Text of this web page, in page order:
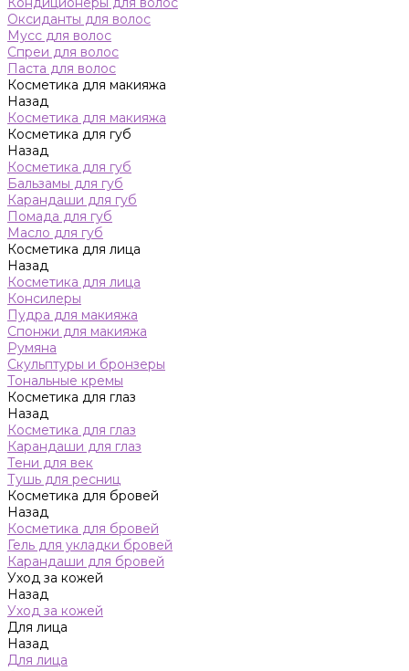
Оксиданты для волос
Мусс для волос
Спреи для волос
Паста для волос
Косметика для макияжа
Назад
Косметика для макияжа
Косметика для губ
Назад
Косметика для губ
Бальзамы для губ
Карандаши для губ
Помада для губ
Масло для губ
Косметика для лица
Назад
Косметика для лица
Консилеры
Пудра для макияжа
Спонжи для макияжа
Румяна
Скульптуры и бронзеры
Тональные кремы
Косметика для глаз
Назад
Косметика для глаз
Карандаши для глаз
Тени для век
Тушь для ресниц
Косметика для бровей
Назад
Косметика для бровей
Гель для укладки бровей
Карандаши для бровей
Уход за кожей
Назад
Уход за кожей
Для лица
Назад
Для лица